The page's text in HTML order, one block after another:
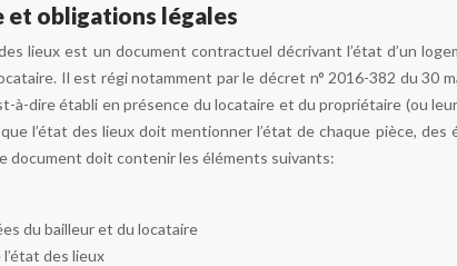
obligations légales
lieux est un document contractuel décrivant l’état d’un
Il est régi notamment par le décret n° 2016-382 du 30
à-dire établi en présence du locataire et du propriétaire (ou
l’état des lieux doit mentionner l’état de chaque pièce,
document doit contenir les éléments suivants:
du bailleur et du locataire
des lieux